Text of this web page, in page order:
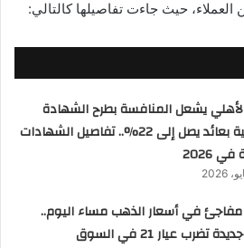
حيث جاءت تفاصيلها كالتالي:
يشعل المنافسة بطرح الشهادة
البلاتينية بعائد يصل إلى 22%.. تفاصيل الشهادات
2026
في أسعار الذهب مساء اليوم..
تضرب عيار 21 في السوق